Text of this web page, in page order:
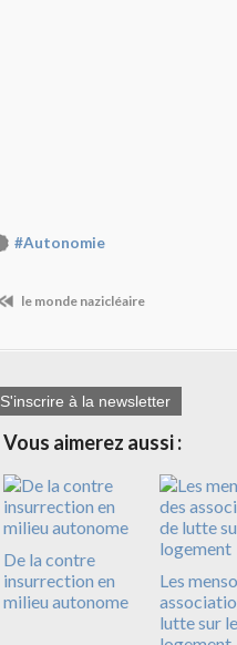
#Autonomie
le monde nazicléaire
S'inscrire à la newsletter
Vous aimerez aussi :
De la contre
insurrection en
milieu autonome
Les
lutte sur le